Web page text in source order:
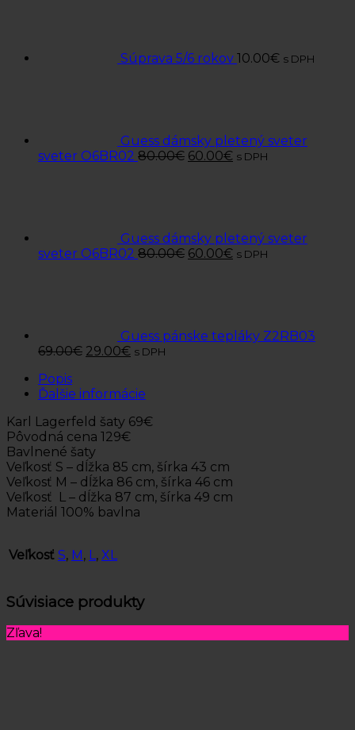
Súprava 5/6 rokov 10.00€ s DPH
Guess dámsky pletený sveter
sveter O6BR02 80.00€ 60.00€ s DPH
Guess dámsky pletený sveter
sveter O6BR02 80.00€ 60.00€ s DPH
Guess pánske tepláky Z2RB03
69.00€ 29.00€ s DPH
Popis
Ďalšie informácie
Karl Lagerfeld šaty 69€
Pôvodná cena 129€
Bavlnené šaty
Veľkosť S – dĺžka 85 cm, šírka 43 cm
Veľkosť M – dĺžka 86 cm, šírka 46 cm
Veľkosť L – dĺžka 87 cm, šírka 49 cm
Materiál 100% bavlna
Veľkosť S, M, L, XL
Súvisiace produkty
Zľava!